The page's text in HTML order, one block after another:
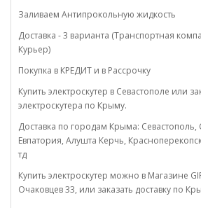
Заливаем Антипрокольную жидкость
Доставка - 3 варианта (Транспортная
Курьер)
Покупка в КРЕДИТ и в Рассрочку
Купить электроскутер в Севастополе или
электроскутера по Крыму.
Доставка по городам Крыма:
Евпатория, Алушта Керчь,
тд
Купить электроскутер можно в Магазине
Очаковцев 33, или заказать доставку по